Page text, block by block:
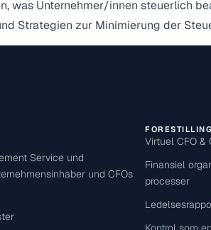
was Unternehmer/innen steuerlich
Strategien zur Minimierung der
Service und
und CFOs
Virtuel CFO &
Finansiel
processer